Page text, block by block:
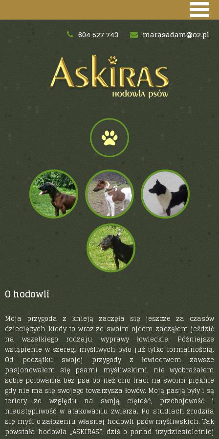
604 527 743 marasadam@o2.pl
Hodowane rasy:
Niemiecki terier
myśliwski
Foksterier krótkowłosy
europejska
Posokowiec bawarski
O hodowli
Moja przygoda z knieją zaczęła się jeszcze za czasów
dziecięcych kiedy to wraz ze swoim ojcem zacząłem jeździć
na wszelkiego rodzaju wyprawy łowieckie. Późniejsze
wstąpienie w szeregi myśliwych było już tylko formalnością.
Od początku swojej przygody z łowiectwem zawsze
pasjonowałem się psami myśliwskimi, nie wyobrażałem
sobie polowania bez psa bo ileż ono traci na swoim pięknie
gdy nie ma się swojego towarzysza łowów. Moją pasją były i są
teriery ze względu na swoją ciętość, przebojowość i
nieustępliwość w atakowaniu zwierza. Po studiach zrodziła
się myśl o założeniu własnej hodowli psów myśliwskich. Tak
powstała hodowla „ASKIRAS”, dziś o ponad trzydziestoletniej